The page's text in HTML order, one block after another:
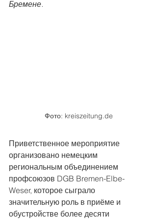
Бремене.
Фото: kreiszeitung.de
Приветственное мероприятие
организовано немецким
региональным объединением
профсоюзов DGB Bremen-Elbe-
Weser, которое сыграло
значительную роль в приёме и
обустройстве более десяти